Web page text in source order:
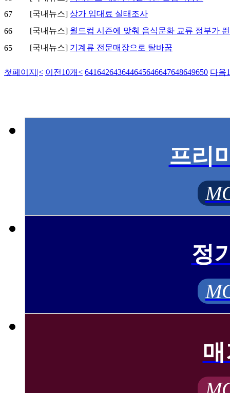
67
[국내뉴스] 상가 임대료 실태조사
66
[국내뉴스] 월드컵 시즌에 맞춰 음식문화 교류 정부가
65
[국내뉴스] 기계류 전문매장으로 탈바꿈
첫페이지 |< 이전10개< 641642643644645646647648649650 다음
프리
정